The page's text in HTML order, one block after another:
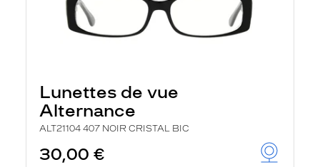
Lunettes de vue
Alternance
ALT21104 407 NOIR CRISTAL BIC
30,00 €